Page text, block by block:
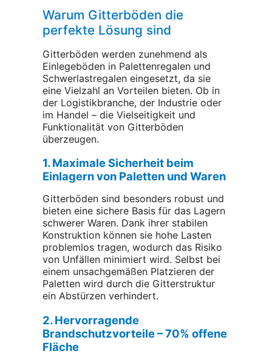
Warum Gitterböden die
perfekte Lösung sind
Gitterböden werden zunehmend als
Einlegeböden in Palettenregalen und
Schwerlastregalen eingesetzt, da sie
eine Vielzahl an Vorteilen bieten. Ob in
der Logistikbranche, der Industrie oder
im Handel – die Vielseitigkeit und
Funktionalität von Gitterböden
überzeugen.
1. Maximale Sicherheit beim
Einlagern von Paletten und Waren
Gitterböden sind besonders robust und
bieten eine sichere Basis für das Lagern
schwerer Waren. Dank ihrer stabilen
Konstruktion können sie hohe Lasten
problemlos tragen, wodurch das Risiko
von Unfällen minimiert wird. Selbst bei
einem unsachgemäßen Platzieren der
Paletten wird durch die Gitterstruktur
ein Abstürzen verhindert.
2. Hervorragende
Brandschutzvorteile – 70% offene
Fläche